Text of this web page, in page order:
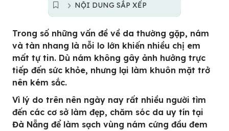
NỘI DUNG SẮP XẾP
Trong số những vấn đề về da thường gặp, nám
và tàn nhang là nỗi lo lớn khiến nhiều chị em
mất tự tin. Dù nám không gây ảnh hưởng trực
tiếp đến sức khỏe, nhưng lại làm khuôn mặt trở
nên kém sắc.
Vì lý do trên nên ngày nay rất nhiều người tìm
đến các cơ sở làm đẹp, chăm sóc da uy tín tại
Đà Nẵng để làm sạch vùng nám cứng đầu đem